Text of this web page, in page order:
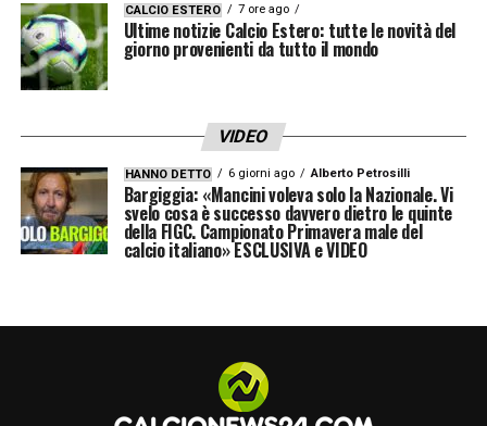
CALCIO ESTERO 7 ore ago
Ultime notizie Calcio Estero: tutte le novità del
giorno provenienti da tutto il mondo
VIDEO
HANNO DETTO 6 giorni ago Alberto Petrosilli
Bargiggia: «Mancini voleva solo la Nazionale. Vi
svelo cosa è successo davvero dietro le quinte
della FIGC. Campionato Primavera male del
calcio italiano» ESCLUSIVA e VIDEO